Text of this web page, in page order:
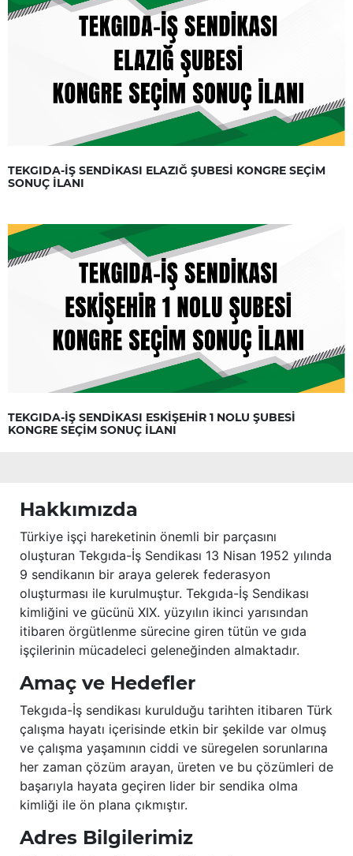
TEKGIDA-İŞ SENDİKASI ELAZIĞ ŞUBESİ KONGRE SEÇİM
SONUÇ İLANI
TEKGIDA-İŞ SENDİKASI ESKİŞEHİR 1 NOLU ŞUBESİ
KONGRE SEÇİM SONUÇ İLANI
Hakkımızda
Türkiye işçi hareketinin önemli bir parçasını
oluşturan Tekgıda-İş Sendikası 13 Nisan 1952 yılında
9 sendikanın bir araya gelerek federasyon
oluşturması ile kurulmuştur. Tekgıda-İş Sendikası
kimliğini ve gücünü XIX. yüzyılın ikinci yarısından
itibaren örgütlenme sürecine giren tütün ve gıda
işçilerinin mücadeleci geleneğinden almaktadır.
Amaç ve Hedefler
Tekgıda-İş sendikası kurulduğu tarihten itibaren Türk
çalışma hayatı içerisinde etkin bir şekilde var olmuş
ve çalışma yaşamının ciddi ve süregelen sorunlarına
her zaman çözüm arayan, üreten ve bu çözümleri de
başarıyla hayata geçiren lider bir sendika olma
kimliği ile ön plana çıkmıştır.
Adres Bilgilerimiz